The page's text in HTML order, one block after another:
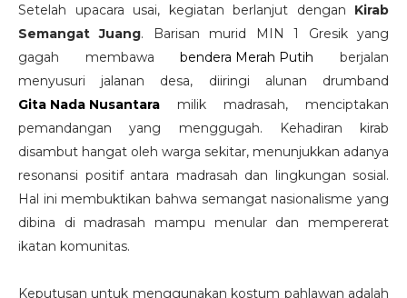
Setelah upacara usai, kegiatan berlanjut dengan Kirab
Semangat Juang. Barisan murid MIN 1 Gresik yang
gagah membawabendera Merah Putih berjalan
menyusuri jalanan desa, diiringi alunan drumband
Gita Nada Nusantara milik madrasah, menciptakan
pemandangan yang menggugah. Kehadiran kirab
disambut hangat oleh warga sekitar, menunjukkan adanya
resonansi positif antara madrasah dan lingkungan sosial.
Hal ini membuktikan bahwa semangat nasionalisme yang
dibina di madrasah mampu menular dan mempererat
ikatan komunitas.
Keputusan untuk menggunakan kostum pahlawan adalah